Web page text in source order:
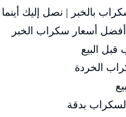
بالخبر | نصل إليك
أسعار سكراب الخبر
قبل البيع
الخردة
بدقة